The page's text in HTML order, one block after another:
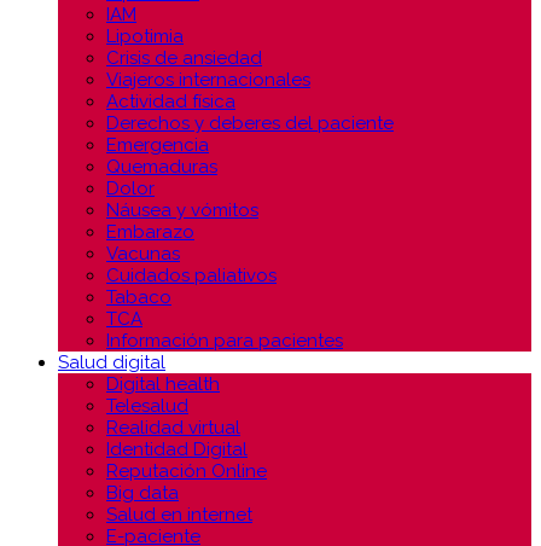
IAM
Lipotimia
Crisis de ansiedad
Viajeros internacionales
Actividad física
Derechos y deberes del paciente
Emergencia
Quemaduras
Dolor
Náusea y vómitos
Embarazo
Vacunas
Cuidados paliativos
Tabaco
TCA
Información para pacientes
Salud digital
Digital health
Telesalud
Realidad virtual
Identidad Digital
Reputación Online
Big data
Salud en internet
E-paciente